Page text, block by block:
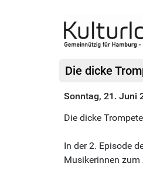
Die dicke
Sonntag, 21. Juni
Die dicke
In der 2. Episode
Musikerinnen zum